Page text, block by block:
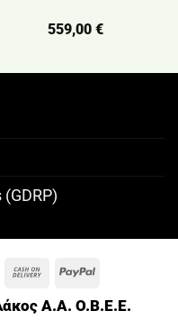
559,00 €
Bank
Cash
PayPal
A.A. O.B.E.E.